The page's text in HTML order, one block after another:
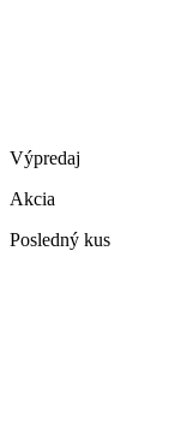
Výpredaj
Akcia
Posledný kus